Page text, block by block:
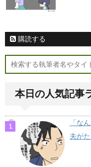
購読する
本日の人気記事
「な
夫が